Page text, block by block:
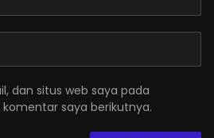
dan situs web saya pada
saya berikutnya.